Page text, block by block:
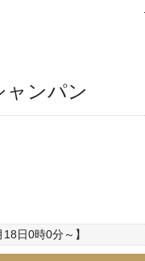
ャンパン
18日0時0分～】